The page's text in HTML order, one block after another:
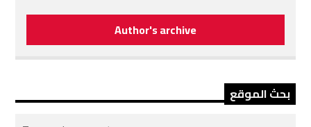
Author's archive
بحث الموقع